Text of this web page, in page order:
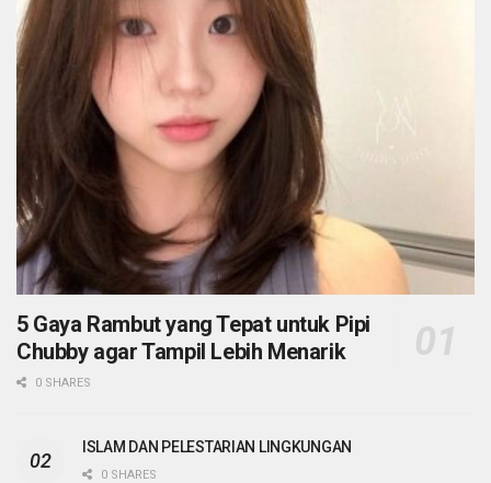
5 Gaya Rambut yang Tepat untuk Pipi
Chubby agar Tampil Lebih Menarik
0 SHARES
ISLAM DAN PELESTARIAN LINGKUNGAN
0 SHARES